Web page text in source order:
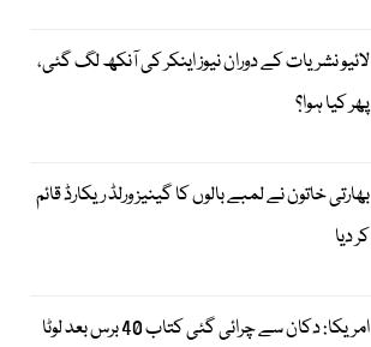
لائیو نشریات کے دوران نیوز اینکر کی آنکھ لگ گئی،
پھر کیا ہوا؟
بھارتی خاتون نے لمبے بالوں کا گینیز ورلڈ ریکارڈ قائم
کر دیا
امریکا: دکان سے چرائی گئی کتاب 40 برس بعد لوٹا